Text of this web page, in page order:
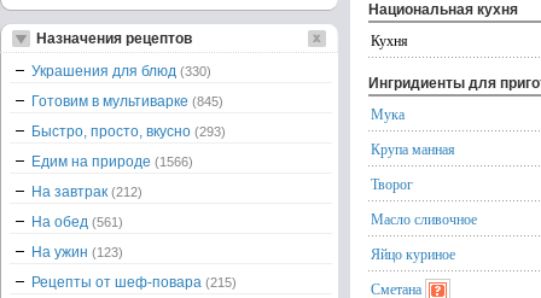
Национальная кухня
Кухня
Ингридиенты для
Мука
Крупа манная
Творог
Масло сливочное
Яйцо куриное
Сметана
Назначения рецептов
Украшения для блюд (330)
Готовим в мультиварке (845)
Быстро, просто, вкусно (293)
Едим на природе (1566)
На завтрак (212)
На обед (561)
На ужин (123)
Рецепты от шеф-повара (215)